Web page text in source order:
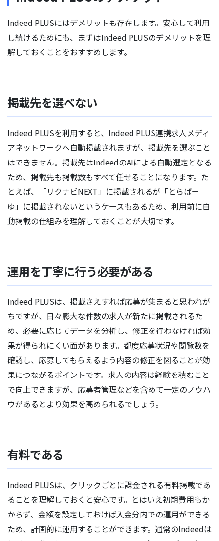
Indeed PLUSにはデメリットも存在します。安心して利用
し続けるためにも、まずはIndeed PLUSのデメリットを理
解しておくことをおすすめします。
掲載先を選べない
Indeed PLUSを利用すると、Indeed PLUS連携求人メディ
アネットワークへ自動掲載されますが、掲載先を選ぶこと
はできません。掲載先はIndeedのAIによる自動選定となる
ため、掲載先も掲載数もすべて任せることになります。た
とえば、「リクナビNEXT」に掲載されるが「とらばー
ゆ」に掲載されないというケースもあるため、利用前に自
動掲載の仕組みを理解しておくことが大切です。
運用を丁寧に行う必要がある
Indeed PLUSは、掲載さえすれば応募が集まると思われが
ちですが、日々膨大な件数の求人が新たに掲載されるた
め、必要に応じてデータを分析し、修正を行わなければ効
果が得られにくい面があります。都度応募状況や閲覧数を
確認し、応募してもらえるよう内容の修正を図ることが効
果につながるポイントです。求人の内容は経験を積むこと
で向上できますが、応募者管理などを含めて一定のノウハ
ウがあるとより効果を高められるでしょう。
有料である
Indeed PLUSは、クリックごとに課金される有料掲載であ
ることを理解しておくと安心です。とはいえ初期費用もか
からず、金額を設定しておけば入金分内での運用ができる
ため、計画的に運用することができます。通常のIndeedは